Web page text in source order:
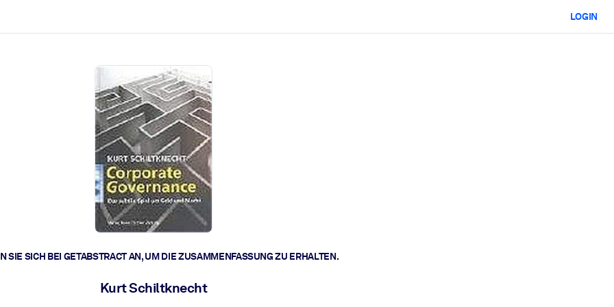
zu lösen und schneller zu handeln.
LOGIN
SIE SICH BEI GETABSTRACT AN, UM DIE ZUSAMMENFASSUNG ZU ERHALTEN.
Kurt Schiltknecht